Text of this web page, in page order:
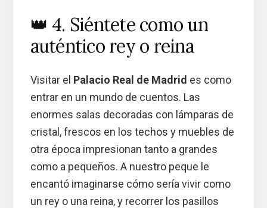
👑 4. Siéntete como un
auténtico rey o reina
Visitar el Palacio Real de Madrid es como
entrar en un mundo de cuentos. Las
enormes salas decoradas con lámparas de
cristal, frescos en los techos y muebles de
otra época impresionan tanto a grandes
como a pequeños. A nuestro peque le
encantó imaginarse cómo sería vivir como
un rey o una reina, y recorrer los pasillos